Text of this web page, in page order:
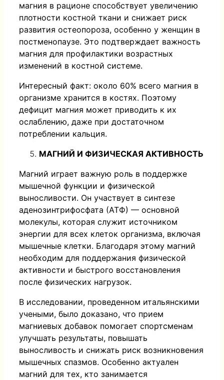
магния в рационе способствует увеличению
плотности костной ткани и снижает риск
развития остеопороза, особенно у женщин в
постменопаузе. Это подтверждает важность
магния для профилактики возрастных
изменений в костной системе.
Интересный факт: около 60% всего магния в
организме хранится в костях. Поэтому
дефицит магния может приводить к их
ослаблению, даже при достаточном
потреблении кальция.
МАГНИЙ И ФИЗИЧЕСКАЯ АКТИВНОСТЬ
Магний играет важную роль в поддержке
мышечной функции и физической
выносливости. Он участвует в синтезе
аденозинтрифосфата (АТФ) — основной
молекулы, которая служит источником
энергии для всех клеток организма, включая
мышечные клетки. Благодаря этому магний
необходим для поддержания физической
активности и быстрого восстановления
после физических нагрузок.
В исследовании, проведенном итальянскими
учеными, было доказано, что прием
магниевых добавок помогает спортсменам
улучшать результаты, повышать
выносливость и снижать риск возникновения
мышечных спазмов. Особенно актуален
магний для тех, кто занимается